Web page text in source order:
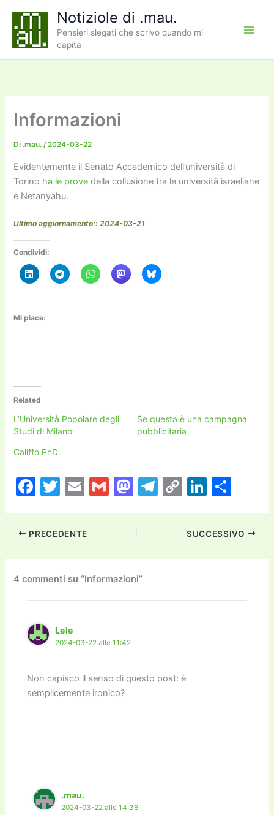
contenuto
Notiziole di .mau.
Pensieri slegati che scrivo quando mi
capita
Informazioni
Di .mau./2024-03-22
Evidentemente il Senato Accademico dell’università di
Torino ha le prove della collusione tra le università israeliane
e Netanyahu.
Ultimo aggiornamento:: 2024-03-21
Condividi:
Mi piace:
Related
L’Università Popolare degli
Studi di Milano
Se questa è una campagna
pubblicitaria
Califfo PhD
F
c
e
b
o
o
k
T
itt
er
E
ai
l
G
M
d
o
n
T
a
C
p
y
Li
k
Li
k
e
dI
n
di
vi
PRECEDENTE SUCCESSIVO
4 commenti su “Informazioni”
Lele
2024-03-22 alle 11:42
Non capisco il senso di questo post: è
semplicemente ironico?
.mau.
2024-03-22 alle 14:36